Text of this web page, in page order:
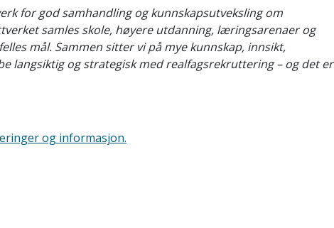
for god samhandling og kunnskapsutveksling om
samles skole, høyere utdanning, læringsarenaer og
mål. Sammen sitter vi på mye kunnskap, innsikt,
langsiktig og strategisk med realfagsrekruttering – og det er
og informasjon.